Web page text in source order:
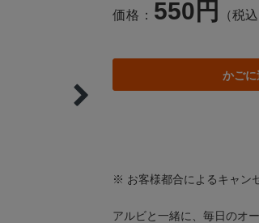
価格： 550円 （税込
かごに
※ お客様都合によるキャン
アルビと一緒に、毎日のオ